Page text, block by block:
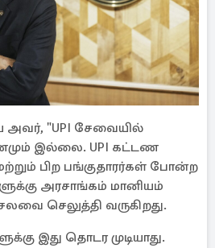
அவர், "UPI சேவையில்
இல்லை. UPI கட்டண
பிற பங்குதாரர்கள் போன்ற
அரசாங்கம் மானியம்
செலுத்தி வருகிறது.
இது தொடர முடியாது.